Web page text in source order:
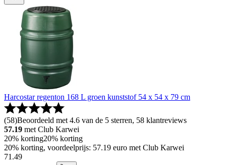
Harcostar regenton 168 L groen kunststof 54 x 54 x 79 cm
(58)Beoordeeld met 4.6 van de 5 sterren, 58 klantreviews
57.19 met Club Karwei
20% korting20% korting
20% korting, voordeelprijs: 57.19 euro met Club Karwei
71 .49